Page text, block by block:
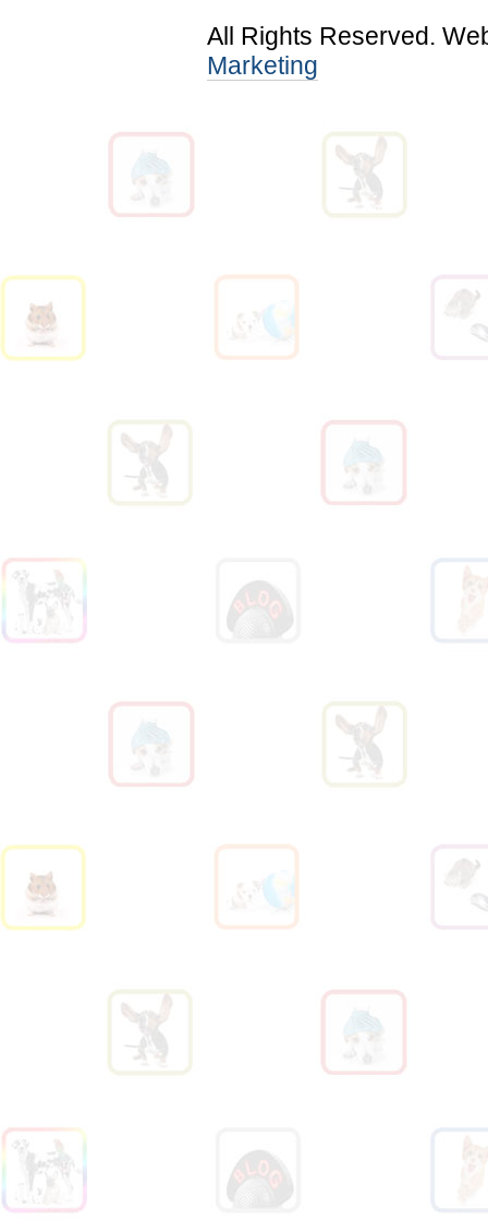
All Rights Reserved.
Marketing